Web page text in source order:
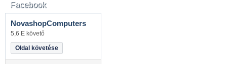
Facebook
NovashopComputers
5,6 E követő
Oldal követése